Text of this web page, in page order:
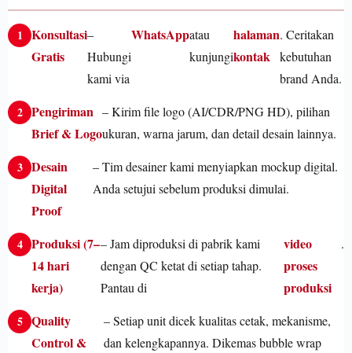
Konsultasi
Gratis
–
Hubungi
kami via
WhatsAppatau
kunjungi
halaman
kontak
. Ceritakan
kebutuhan
brand Anda.
Pengiriman
Brief & Logo
– Kirim file logo (AI/CDR/PNG HD), pilihan
ukuran, warna jarum, dan detail desain lainnya.
Desain
Digital
Proof
– Tim desainer kami menyiapkan mockup digital.
Anda setujui sebelum produksi dimulai.
Produksi (7–
14 hari
kerja)
– Jam diproduksi di pabrik kami
dengan QC ketat di setiap tahap.
Pantau di
video
proses
produksi
.
Quality
Control &
– Setiap unit dicek kualitas cetak, mekanisme,
dan kelengkapannya. Dikemas bubble wrap